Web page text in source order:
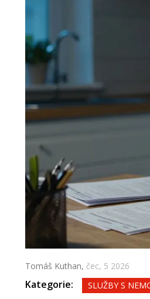
Tomáš Kuthan, čec, 5 2026
Kategorie: SLUŽBY S